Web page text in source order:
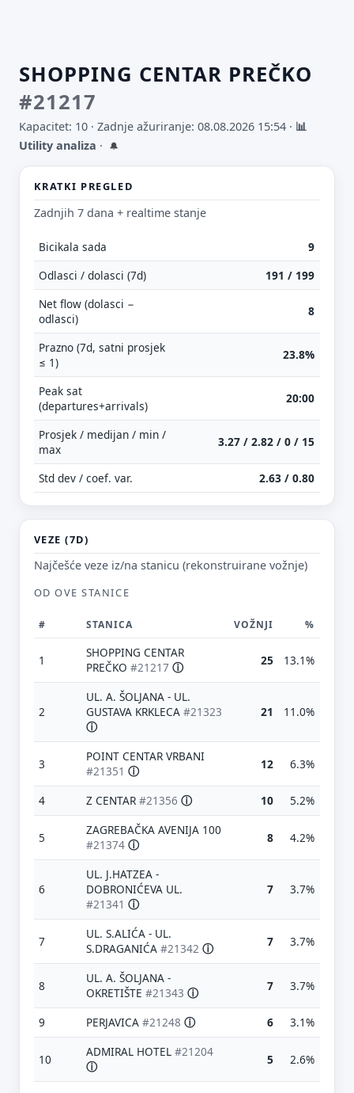
SHOPPING CENTAR PREČKO
#21217
Kapacitet: 10 · Zadnje ažuriranje: 08.08.2026 15:54 · 📊
Utility analiza · 🔔
KRATKI PREGLED
Zadnjih 7 dana + realtime stanje
Bicikala sada
9
Odlasci / dolasci (7d)
191 / 199
Net flow (dolasci −
odlasci)
8
Prazno (7d, satni prosjek
≤ 1)
23.8%
Peak sat
(departures+arrivals)
20:00
Prosjek / medijan / min /
max
3.27 / 2.82 / 0 / 15
Std dev / coef. var. 2.63 / 0.80
VEZE (7D)
Najčešće veze iz/na stanicu (rekonstruirane vožnje)
OD OVE STANICE
# STANICA VOŽNJI %
1
SHOPPING CENTAR
PREČKO #21217 ⓘ 25 13.1%
2
UL. A. ŠOLJANA - UL.
GUSTAVA KRKLECA #21323
ⓘ
21 11.0%
3
POINT CENTAR VRBANI
#21351 ⓘ 12 6.3%
4 Z CENTAR #21356 ⓘ 10 5.2%
5
ZAGREBAČKA AVENIJA 100
#21374 ⓘ 8 4.2%
6
UL. J.HATZEA -
DOBRONIĆEVA UL.
#21341 ⓘ
7 3.7%
7
UL. S.ALIĆA - UL.
S.DRAGANIĆA #21342 ⓘ 7 3.7%
8
UL. A. ŠOLJANA -
OKRETIŠTE #21343 ⓘ 7 3.7%
9 PERJAVICA #21248 ⓘ 6 3.1%
10
ADMIRAL HOTEL #21204
ⓘ
5 2.6%